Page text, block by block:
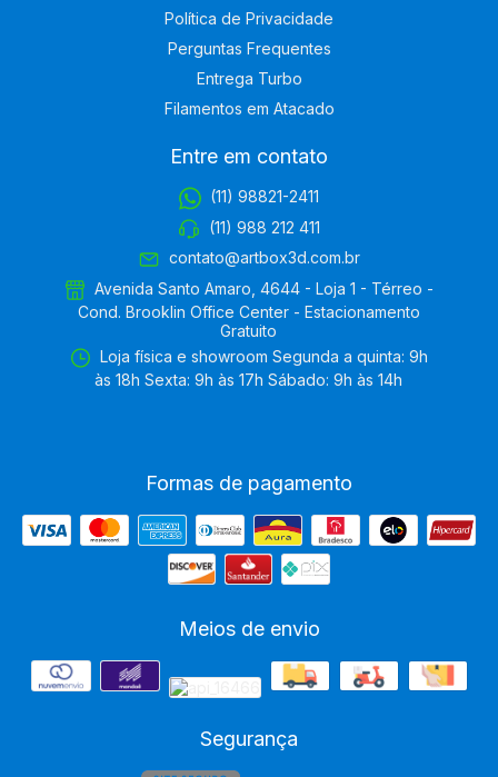
Política de Privacidade
Perguntas Frequentes
Entrega Turbo
Filamentos em Atacado
Entre em contato
(11) 98821-2411
(11) 988 212 411
contato@artbox3d.com.br
Avenida Santo Amaro, 4644 - Loja 1 - Térreo -
Cond. Brooklin Office Center - Estacionamento
Gratuito
Loja física e showroom Segunda a quinta: 9h
às 18h Sexta: 9h às 17h Sábado: 9h às 14h
Formas de pagamento
Meios de envio
Segurança